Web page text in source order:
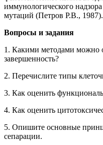
иммунологического
мутаций (Петров Р.В., 1987).
Вопросы и задания
1. Какими методами можно
завершенность?
2. Перечислите типы
3. Как оценить
4. Как оценить
5. Опишите основные
сепарации.